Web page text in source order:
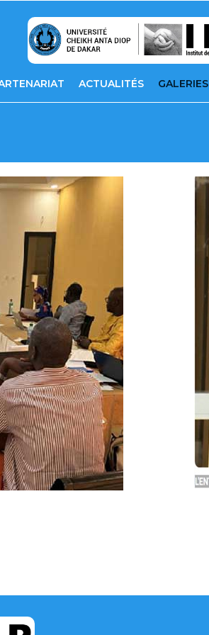
ACTUALITÉS GALERIES